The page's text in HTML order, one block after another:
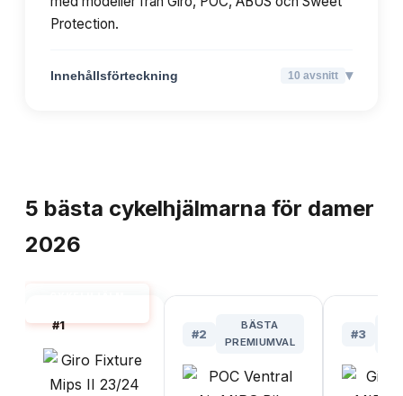
Protection.
Innehållsförteckning 10 avsnitt ▾
5 bästa cykelhjälmarna för damer
2026
#1
#2
BÄSTA
PREMIUMVAL
#3